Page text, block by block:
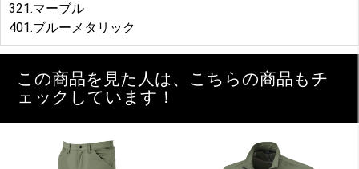
321.マーブル
401.ブルーメタリック
この商品を見た人は、こちらの商品もチ
ェックしています！